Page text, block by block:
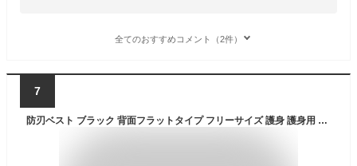
全てのおすすめコメント（2件）
7
防刃ベスト ブラック 背面フラットタイプ フリーサイズ 護身 護身用 護身用品 防犯用品 防刃 ベスト ナイロン 高強度金属プレート マジックテープ ベルクロ 接客業 客室乗務員 セキュリティー 税関 護身グッズ 防犯グッズ 護身用グッズ 防衛用 本物